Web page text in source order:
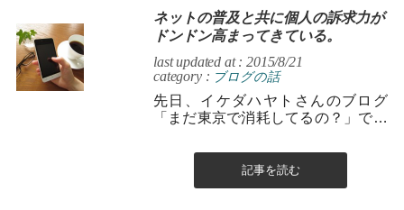
ネットの普及と共に個人の訴求力が
ドンドン高まってきている。
last updated at : 2015/8/21
category : ブログの話
先日、イケダハヤトさんのブログ
「まだ東京で消耗してるの？」で、
生がブログ記事を優遇している気が
記事を読む